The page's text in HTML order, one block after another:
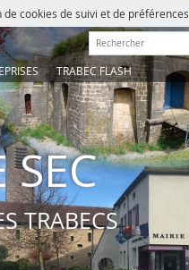
cookies de suivi et de préférences
Rechercher :
TRABEC FLASH
SEC
TRABECS